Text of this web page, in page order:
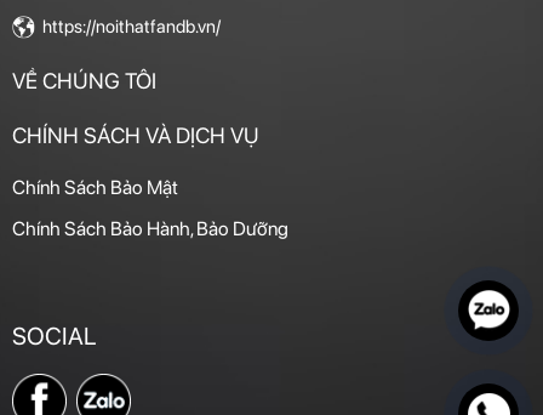
https://noithatfandb.vn/
VỀ CHÚNG TÔI
CHÍNH SÁCH VÀ DỊCH VỤ
Chính Sách Bảo Mật
Chính Sách Bảo Hành, Bảo Dưỡng
SOCIAL